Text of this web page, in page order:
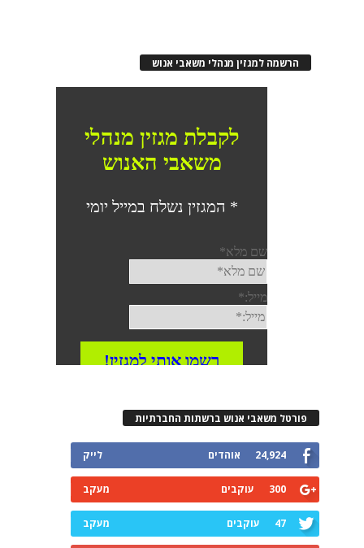
הרשמה למגזין מנהלי משאבי אנוש
פורטל משאבי אנוש ברשתות החברתיות
24,924 אוהדים לייק
300 עוקבים מעקב
47 עוקבים מעקב